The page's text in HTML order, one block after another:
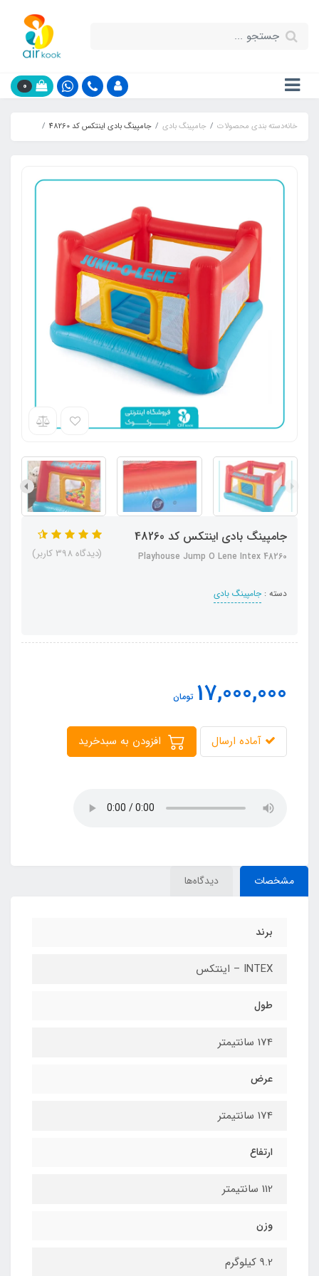
0
خانهدسته بندی محصولات جامپینگ بادی جامپینگ بادی اینتکس کد 48260
جامپینگ بادی اینتکس کد 48260
Playhouse Jump O Lene Intex 48260
دسته : جامپینگ بادی
(دیدگاه 398 کاربر)
17,000,000 تومان
آماده ارسال
مشخصات دیدگاه‌ها
برند
INTEX – اینتکس
طول
174 سانتیمتر
عرض
174 سانتیمتر
ارتفاع
112 سانتیمتر
وزن
9.2 کیلوگرم